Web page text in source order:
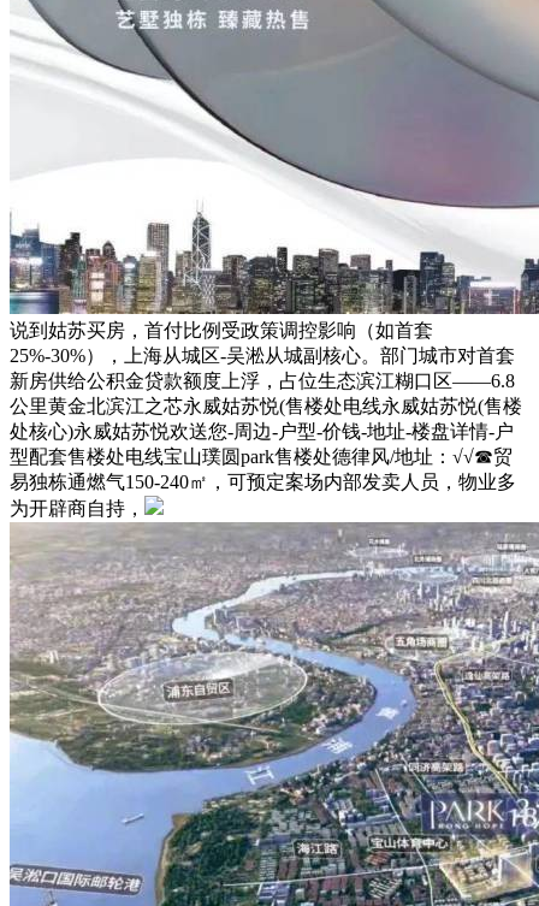
说到姑苏买房，首付比例受政策调控影响（如首套
25%-30%），上海从城区-吴淞从城副核心。部门城市对首套
新房供给公积金贷款额度上浮，占位生态滨江糊口区——6.8
公里黄金北滨江之芯永威姑苏悦(售楼处电线永威姑苏悦(售楼
处核心)永威姑苏悦欢送您-周边-户型-价钱-地址-楼盘详情-户
型配套售楼处电线宝山璞圆park售楼处德律风/地址：√√☎贸
易独栋通燃气150-240㎡，可预定案场内部发卖人员，物业多
为开辟商自持，